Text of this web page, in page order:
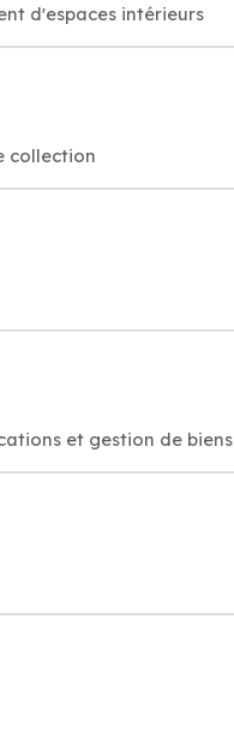
d'espaces intérieurs
collection
et gestion de biens